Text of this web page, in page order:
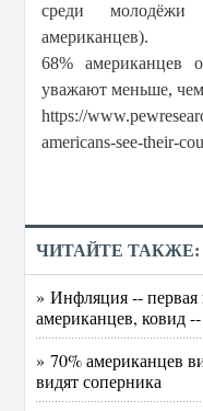
среди
американцев).
68% американцев
уважают меньше,
https://
americans-see-their-
ЧИТАЙТЕ ТАКЖЕ:
» Инфляция -- первая
американцев, ковид
» 70% американцев
видят соперника